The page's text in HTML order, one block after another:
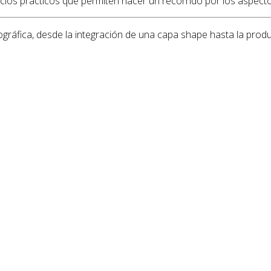
desde la integración de una capa shape hasta la